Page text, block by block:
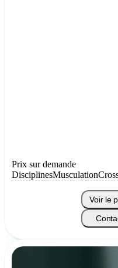
Prix sur demande
DisciplinesMusculation
Voir le